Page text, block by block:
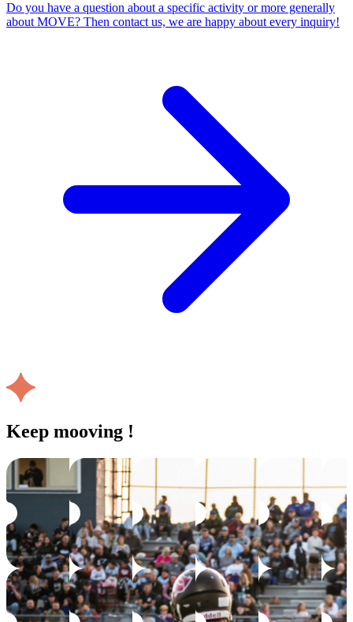
Do you have a question about a specific activity or more generally
about MOVE? Then contact us, we are happy about every inquiry!
Keep mooving !